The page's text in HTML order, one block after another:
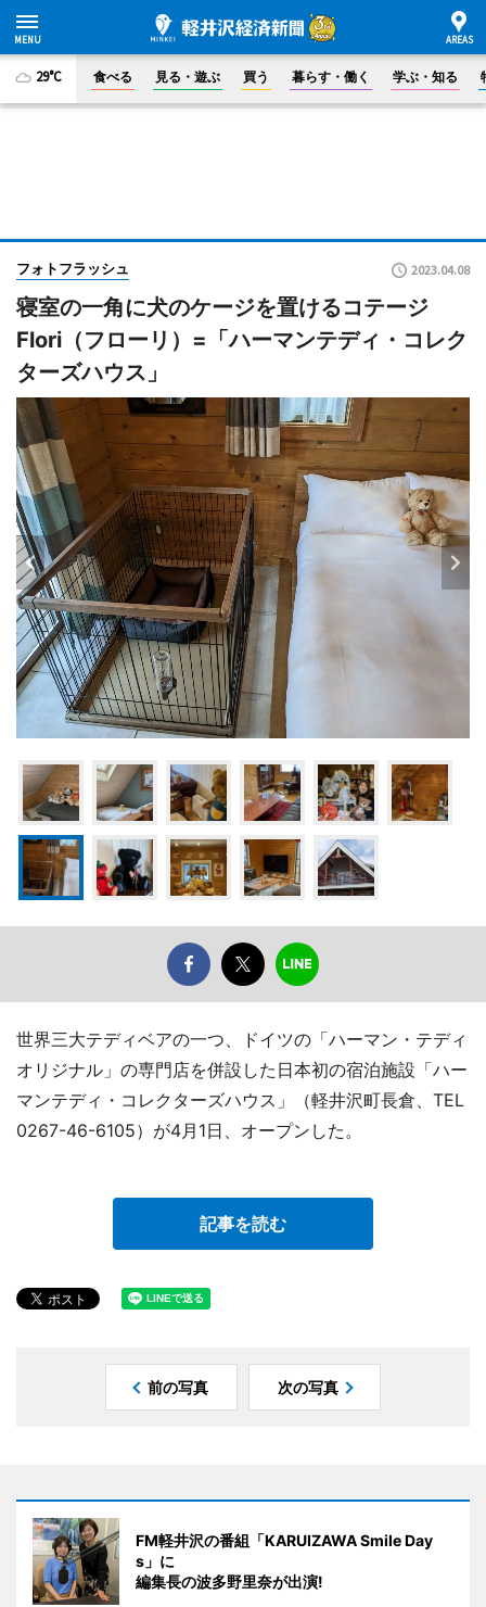
29°C 食べる 見る・遊ぶ 買う 暮らす・働く 学ぶ・知る
フォトフラッシュ 2023.04.08
寝室の一角に犬のケージを置けるコテージ
Flori（フローリ）=「ハーマンテディ・コレク
ターズハウス」
世界三大テディベアの一つ、ドイツの「ハーマン・テディ
オリジナル」の専門店を併設した日本初の宿泊施設「ハー
マンテディ・コレクターズハウス」（軽井沢町長倉、TEL
0267-46-6105）が4月1日、オープンした。
記事を読む
前の写真 次の写真
FM軽井沢の番組「KARUIZAWA Smile Day
s」に
編集長の波多野里奈が出演!